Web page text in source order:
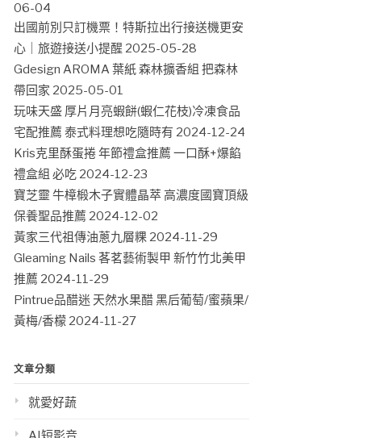
06-04
出國前別只訂機票！特斯拉出行接送機更安
心｜旅遊接送小提醒 2025-05-28
Gdesign AROMA 葉紙 森林擴香組 把森林
帶回家 2025-05-01
玩味天盛 厚片月亮蝦餅(蝦仁花枝)冷凍食品
宅配推薦 泰式料理想吃隨時有 2024-12-24
Kris克里酥蛋捲 年節禮盒推薦 一口酥+爆餡
禮盒組 必吃 2024-12-23
寶芝靈 牛樟椴木子實體晶萃 高濃度國寶頂級
保養聖品推薦 2024-12-02
黃家三代祖傳油蔥九層粿 2024-11-29
Gleaming Nails 茖茗藝術製甲 新竹竹北美甲
推薦 2024-11-29
Pintrue品醋迷 天然水果醋 黑后葡萄/蜜蘋果/
黃梅/香檬 2024-11-27
文章分類
就愛好蔬